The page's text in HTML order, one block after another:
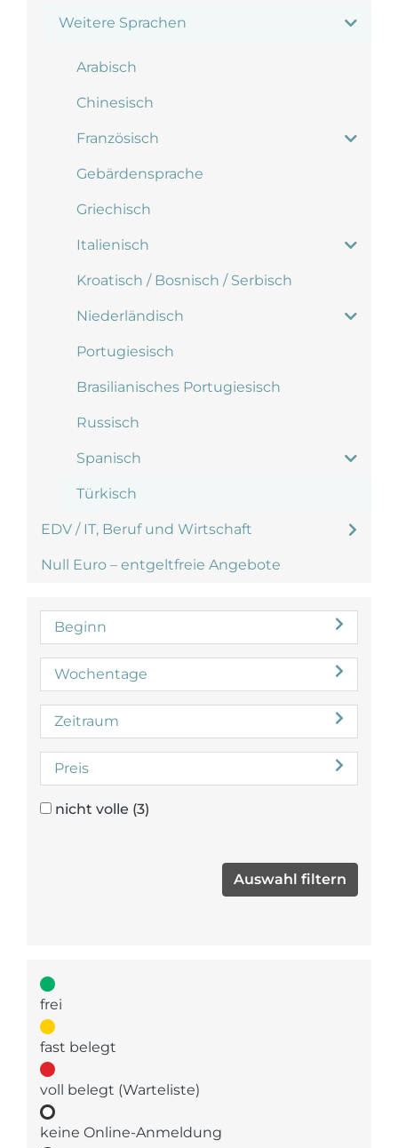
Weitere Sprachen
Arabisch
Chinesisch
Französisch
Gebärdensprache
Griechisch
Italienisch
Kroatisch / Bosnisch / Serbisch
Niederländisch
Portugiesisch
Brasilianisches Portugiesisch
Russisch
Spanisch
Türkisch
EDV / IT, Beruf und Wirtschaft
Null Euro – entgeltfreie Angebote
Beginn
Wochentage
Zeitraum
Preis
nicht volle (3)
frei
fast belegt
voll belegt (Warteliste)
keine Online-Anmeldung